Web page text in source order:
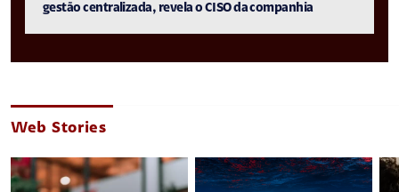
gestão centralizada, revela o CISO da companhia
Web Stories